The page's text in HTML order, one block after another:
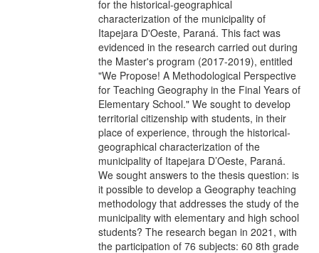
for the historical-geographical
characterization of the municipality of
Itapejara D'Oeste, Paraná. This fact was
evidenced in the research carried out during
the Master's program (2017-2019), entitled
"We Propose! A Methodological Perspective
for Teaching Geography in the Final Years of
Elementary School." We sought to develop
territorial citizenship with students, in their
place of experience, through the historical-
geographical characterization of the
municipality of Itapejara D’Oeste, Paraná.
We sought answers to the thesis question: is
it possible to develop a Geography teaching
methodology that addresses the study of the
municipality with elementary and high school
students? The research began in 2021, with
the participation of 76 subjects: 60 8th grade